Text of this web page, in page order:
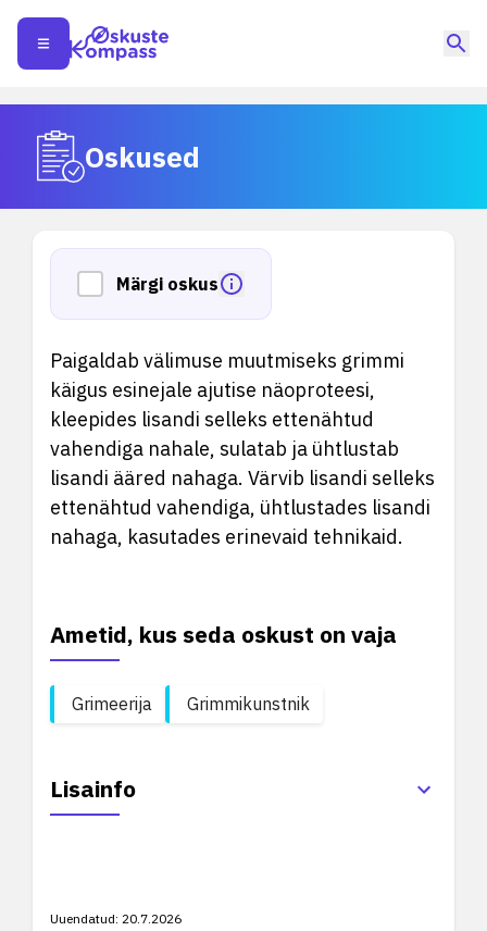
Oskused
Märgi oskus
Paigaldab välimuse muutmiseks grimmi
käigus esinejale ajutise näoproteesi,
kleepides lisandi selleks ettenähtud
vahendiga nahale, sulatab ja ühtlustab
lisandi ääred nahaga. Värvib lisandi selleks
ettenähtud vahendiga, ühtlustades lisandi
nahaga, kasutades erinevaid tehnikaid.
Ametid, kus seda oskust on vaja
Grimeerija Grimmikunstnik
Lisainfo
Uuendatud: 20.7.2026